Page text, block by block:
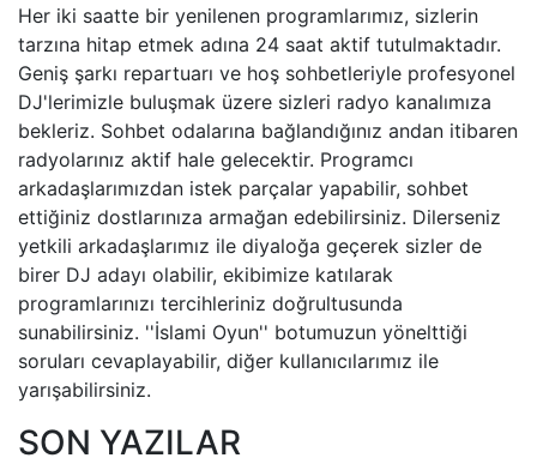
Her iki saatte bir yenilenen programlarımız, sizlerin
tarzına hitap etmek adına 24 saat aktif tutulmaktadır.
Geniş şarkı repartuarı ve hoş sohbetleriyle profesyonel
DJ'lerimizle buluşmak üzere sizleri radyo kanalımıza
bekleriz. Sohbet odalarına bağlandığınız andan itibaren
radyolarınız aktif hale gelecektir. Programcı
arkadaşlarımızdan istek parçalar yapabilir, sohbet
ettiğiniz dostlarınıza armağan edebilirsiniz. Dilerseniz
yetkili arkadaşlarımız ile diyaloğa geçerek sizler de
birer DJ adayı olabilir, ekibimize katılarak
programlarınızı tercihleriniz doğrultusunda
sunabilirsiniz. ''İslami Oyun'' botumuzun yönelttiği
soruları cevaplayabilir, diğer kullanıcılarımız ile
yarışabilirsiniz.
SON YAZILAR